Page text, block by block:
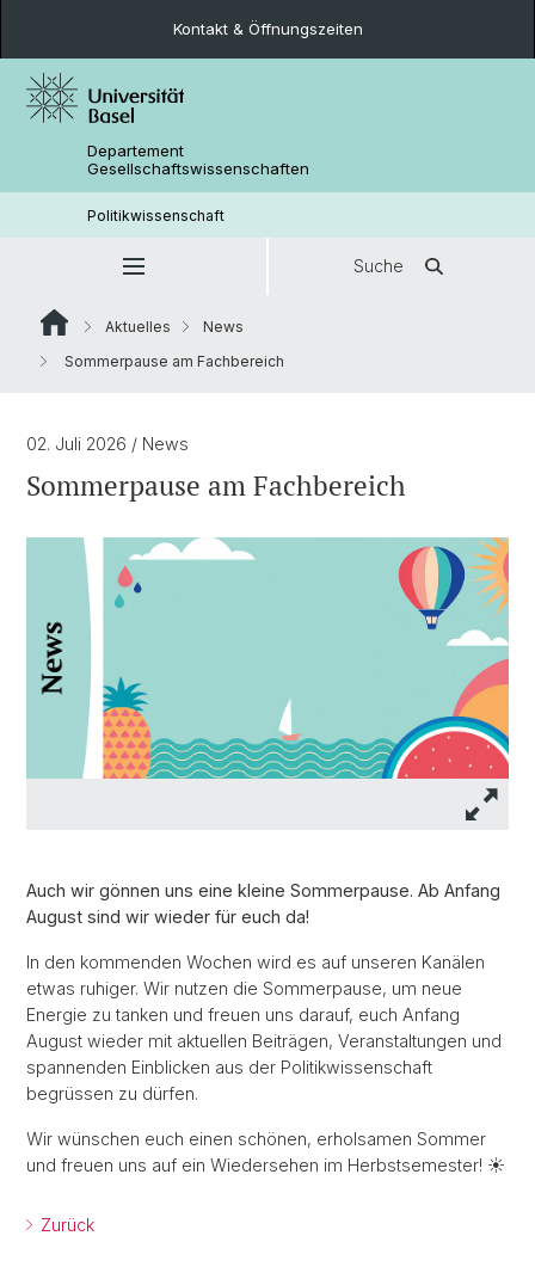
Kontakt & Öffnungszeiten
Departement
Gesellschaftswissenschaften
Politikwissenschaft
Suche
Aktuelles
News
Sommerpause am Fachbereich
02. Juli 2026 / News
Sommerpause am Fachbereich
Auch wir gönnen uns eine kleine Sommerpause. Ab Anfang
August sind wir wieder für euch da!
In den kommenden Wochen wird es auf unseren Kanälen
etwas ruhiger. Wir nutzen die Sommerpause, um neue
Energie zu tanken und freuen uns darauf, euch Anfang
August wieder mit aktuellen Beiträgen, Veranstaltungen und
spannenden Einblicken aus der Politikwissenschaft
begrüssen zu dürfen.
Wir wünschen euch einen schönen, erholsamen Sommer
und freuen uns auf ein Wiedersehen im Herbstsemester! ☀️
Zurück